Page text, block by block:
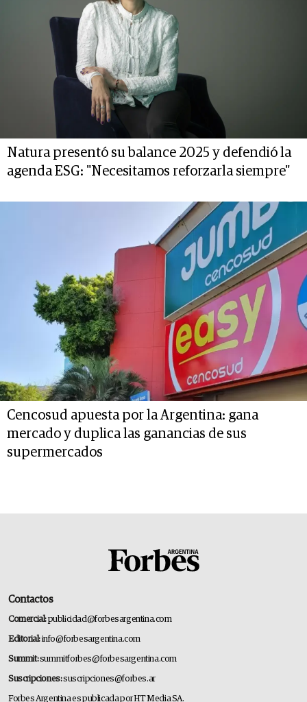
Natura presentó su balance 2025 y defendió la
agenda ESG: "Necesitamos reforzarla siempre"
Cencosud apuesta por la Argentina: gana
mercado y duplica las ganancias de sus
supermercados
Contactos
Comercial:publicidad@forbesargentina.com
Editorial:info@forbesargentina.com
Summit:summitforbes@forbesargentina.com
Suscripciones:suscripciones@forbes.ar
Forbes Argentina es publicada por HT Media SA.